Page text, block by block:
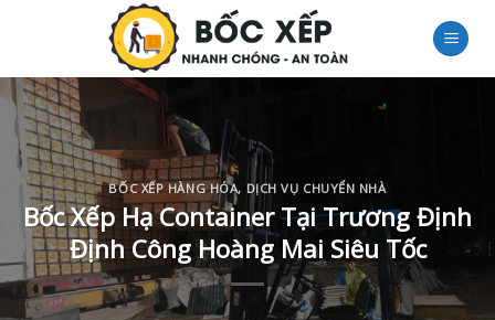
BỐC XẾP HÀNG HÓA, DỊCH VỤ CHUYỂN NHÀ
Bốc Xếp Hạ Container Tại Trương Định
Định Công Hoàng Mai Siêu Tốc